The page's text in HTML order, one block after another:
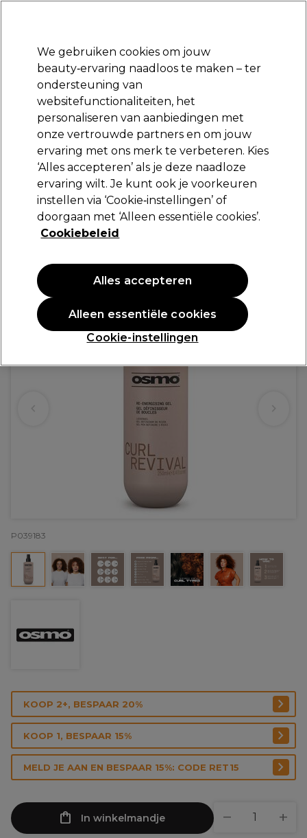
Aanmelden
Merken Deals Haar Elektra
Volgende dag geleverd*
Na verzending, maandag t/m vrijdag
Osmo Curl Revival Regeneratieve Gel 250ml
16,99 €
PROMOTIE
P039183
KOOP 2+, BESPAAR 20%
KOOP 1, BESPAAR 15%
MELD JE AAN EN BESPAAR 15%: CODE RET15
In winkelmandje
We gebruiken cookies om jouw
beauty‑ervaring naadloos te maken – ter
ondersteuning van
websitefunctionaliteiten, het
personaliseren van aanbiedingen met
onze vertrouwde partners en om jouw
ervaring met ons merk te verbeteren. Kies
‘Alles accepteren’ als je deze naadloze
ervaring wilt. Je kunt ook je voorkeuren
instellen via ‘Cookie‑instellingen’ of
doorgaan met ‘Alleen essentiële cookies’.
Cookiebeleid
Cookie-instellingen
Alleen essentiële cookies
Alles accepteren